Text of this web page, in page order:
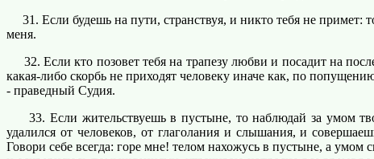
31. Если будешь на пути, странствуя, и никто тебя не примет:
меня.
32. Если кто позовет тебя на трапезу любви и посадит на
какая-либо скорбь не приходят человеку иначе как, по
- праведный Судия.
33. Если жительствуешь в пустыне, то наблюдай за умом
удалился от человеков, от глаголания и слышания, и
Говори себе всегда: горе мне! телом нахожусь в пустыне, а